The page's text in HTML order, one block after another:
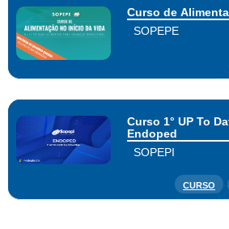
Curso de
SOPEPE
Curso 1° UP To
Endoped
SOPEPI
CURSO